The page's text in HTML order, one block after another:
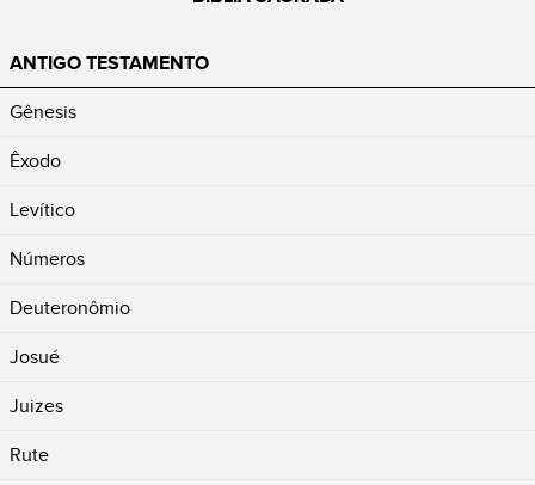
ANTIGO TESTAMENTO
Gênesis
Êxodo
Levítico
Números
Deuteronômio
Josué
Juizes
Rute